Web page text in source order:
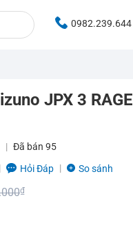
0982.239.644
JPX 3 RAGE
Đã bán95
Hỏi Đáp So sánh
₫